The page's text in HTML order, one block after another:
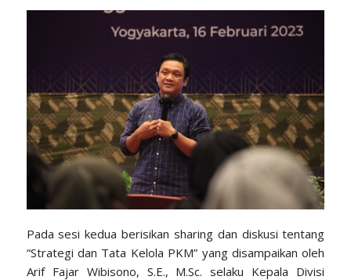
Pada sesi kedua berisikan sharing dan diskusi tentang
“Strategi dan Tata Kelola PKM” yang disampaikan oleh
Arif Fajar Wibisono, S.E., M.Sc. selaku Kepala Divisi